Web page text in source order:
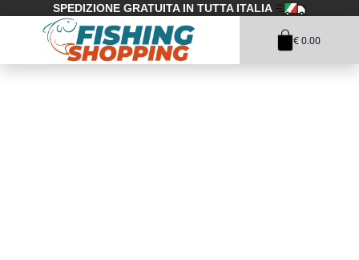
SPEDIZIONE GRATUITA IN TUTTA ITALIA
1
€ 0.00